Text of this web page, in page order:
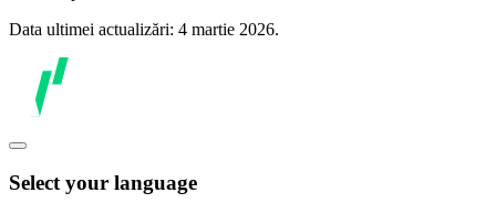
Data ultimei actualizări: 4 martie 2026.
Select your language